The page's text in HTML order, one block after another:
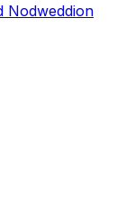
Nodweddion